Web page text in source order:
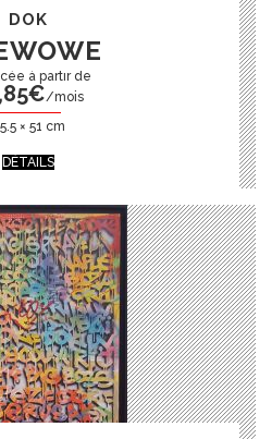
DOK
€/mois
× 51 cm
DÉTAILS